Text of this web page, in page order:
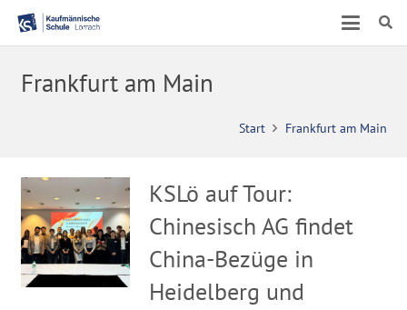
Frankfurt am Main
Start Frankfurt am Main
KSLö auf Tour:
Chinesisch AG findet
China-Bezüge in
Heidelberg und